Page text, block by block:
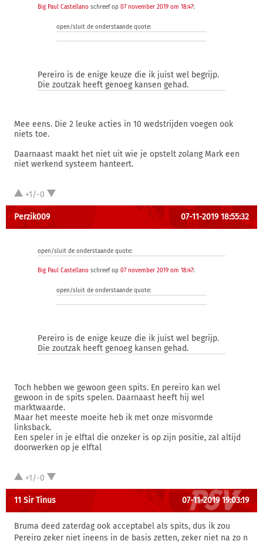
Big Paul Castellano schreef op 07 november 2019 om 18:47:
open/sluit de onderstaande quote:
Pereiro is de enige keuze die ik juist wel begrijp.
Die zoutzak heeft genoeg kansen gehad.
Mee eens. Die 2 leuke acties in 10 wedstrijden voegen ook
niets toe.
Daarnaast maakt het niet uit wie je opstelt zolang Mark een
niet werkend systeem hanteert.
+1/-0
Perzik009 07-11-2019 18:55:32
open/sluit de onderstaande quote:
Big Paul Castellano schreef op 07 november 2019 om 18:47:
open/sluit de onderstaande quote:
Pereiro is de enige keuze die ik juist wel begrijp.
Die zoutzak heeft genoeg kansen gehad.
Toch hebben we gewoon geen spits. En pereiro kan wel
gewoon in de spits spelen. Daarnaast heeft hij wel
marktwaarde.
Maar het meeste moeite heb ik met onze misvormde
linksback.
Een speler in je elftal die onzeker is op zijn positie, zal altijd
doorwerken op je elftal
+1/-0
11 Sir Tinus 07-11-2019 19:03:19
Bruma deed zaterdag ook acceptabel als spits, dus ik zou
Pereiro zeker niet ineens in de basis zetten, zeker niet na zo n